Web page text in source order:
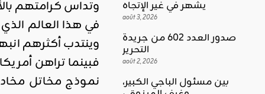
وتداس كرامتهم
في هذا العالم
وينتدب أكثرهم
فبينما تراهن
نموذج مخاتل
يشهر في غير الإتجاه
août 3, 2026
صدور العدد 602 من جريدة
التحرير
août 2, 2026
بين مسئول الباجي الكبير،